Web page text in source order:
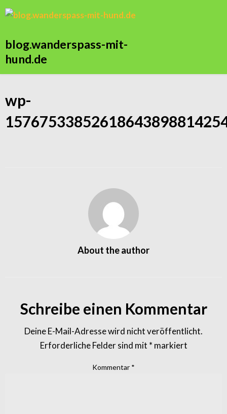
blog.wanderspass-mit-
hund.de
wp-
About the author
Schreibe einen Kommentar
Deine E-Mail-Adresse wird nicht veröffentlicht.
Erforderliche Felder sind mit * markiert
Kommentar *